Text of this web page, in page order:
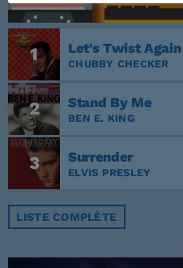
1 Let's Twist Again
CHUBBY CHECKER
2 Stand By Me
BEN E. KING
3 Surrender
ELVIS PRESLEY
LISTE COMPLÈTE